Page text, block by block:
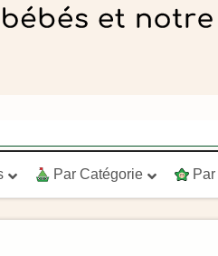
Par Catégorie